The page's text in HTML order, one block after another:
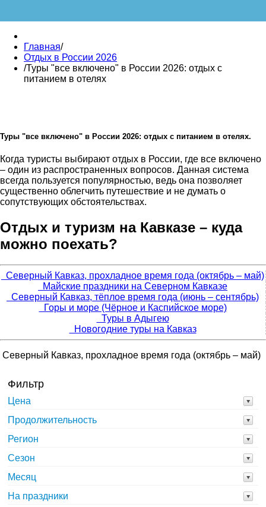
Главная/
Отдых в России 2026
/Туры "все включено" в России 2026: отдых с
питанием в отелях
Туры "все включено" в России 2026: отдых с питанием в отелях.
Когда туристы выбирают отдых в России, где все включено
– один из распространенных вопросов. Данная система
всегда пользуется популярностью, ведь она позволяет
существенно облегчить путешествие и не думать о
сопутствующих обстоятельствах.
Отдых и туризм на Кавказе – куда
можно поехать?
Северный Кавказ, прохладное время года (октябрь – май)
Майские праздники на Северном Кавказе
Северный Кавказ, тёплое время года (июнь – сентябрь)
Горы и море (Чёрное и Каспийское море)
Туры в Адыгею
Новогодние туры на Кавказ
Северный Кавказ, прохладное время года (октябрь – май)
Фильтр
Цена
Продолжительность
Регион
Сезон
Месяц
На праздники